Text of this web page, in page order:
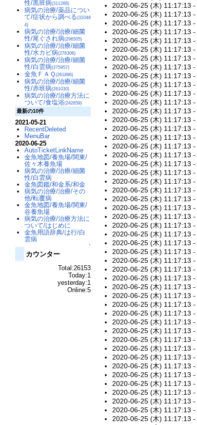
2020-06-25 (木) 11:17:13 -
2020-06-25 (木) 11:17:13 -
2020-06-25 (木) 11:17:13 -
2020-06-25 (木) 11:17:13 -
2020-06-25 (木) 11:17:13 -
2020-06-25 (木) 11:17:13 -
2020-06-25 (木) 11:17:13 -
2020-06-25 (木) 11:17:13 -
2020-06-25 (木) 11:17:13 -
2020-06-25 (木) 11:17:13 -
2020-06-25 (木) 11:17:13 -
2020-06-25 (木) 11:17:13 -
2020-06-25 (木) 11:17:13 -
2020-06-25 (木) 11:17:13 -
2020-06-25 (木) 11:17:13 -
2020-06-25 (木) 11:17:13 -
2020-06-25 (木) 11:17:13 -
2020-06-25 (木) 11:17:13 -
2020-06-25 (木) 11:17:13 -
2020-06-25 (木) 11:17:13 -
2020-06-25 (木) 11:17:13 -
2020-06-25 (木) 11:17:13 -
2020-06-25 (木) 11:17:13 -
2020-06-25 (木) 11:17:13 -
2020-06-25 (木) 11:17:13 -
2020-06-25 (木) 11:17:13 -
2020-06-25 (木) 11:17:13 -
2020-06-25 (木) 11:17:13 -
2020-06-25 (木) 11:17:13 -
2020-06-25 (木) 11:17:13 -
2020-06-25 (木) 11:17:13 -
2020-06-25 (木) 11:17:13 -
2020-06-25 (木) 11:17:13 -
2020-06-25 (木) 11:17:13 -
2020-06-25 (木) 11:17:13 -
2020-06-25 (木) 11:17:13 -
2020-06-25 (木) 11:17:13 -
2020-06-25 (木) 11:17:13 -
2020-06-25 (木) 11:17:13 -
2020-06-25 (木) 11:17:13 -
2020-06-25 (木) 11:17:13 -
2020-06-25 (木) 11:17:13 -
2020-06-25 (木) 11:17:13 -
2020-06-25 (木) 11:17:13 -
2020-06-25 (木) 11:17:13 -
2020-06-25 (木) 11:17:13 -
2020-06-25 (木) 11:17:13 -
2020-06-25 (木) 11:17:13 -
性/黒班病(311268)
病気の治療/薬品につい
て/症状から調べる(31048
4)
病気の治療/治療/細菌
性/尾ぐされ病(296505)
病気の治療/治療/細菌
性/水カビ病(276306)
病気の治療/治療/細菌
性/白雲病(275957)
金魚ＦＡＱ(261896)
病気の治療/治療/細菌
性/赤班病(261030)
病気の治療/治療方法に
ついて/食塩浴(242659)
最新の10件
2021-05-21
RecentDeleted
MenuBar
2020-06-25
AutoTicketLinkName
金魚地図/養魚場/関東/
佐々木養魚場
病気の治療/治療/細菌
性/白雲病
金魚図鑑/和金系/和金
病気の治療/治療/その
他/転覆病
金魚地図/養魚場/関東/
谷養魚場
病気の治療/治療方法に
ついて/はじめに
金魚用語辞典/は行/白
雲病
↑
カウンター
Total:26153
Today:1
yesterday:1
Online:5